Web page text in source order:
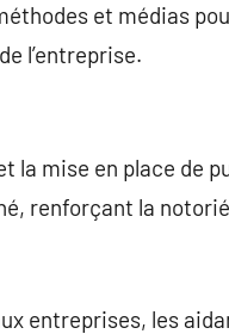
et médias
l’entreprise.
la mise en place de
renforçant la
entreprises, les